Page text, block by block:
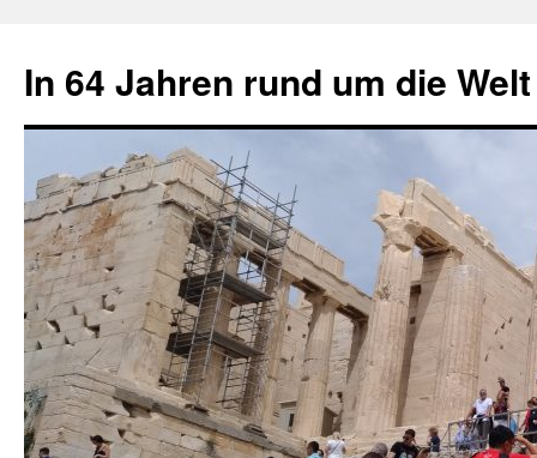
springen
In 64 Jahren rund um die Welt